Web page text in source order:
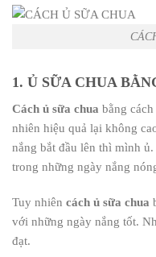
1. Ủ SỮA CHUA
Cách ủ sữa chua bằng
nhiên hiệu quả lại không
nắng bắt đầu lên thì mình
trong những ngày nắng
Tuy nhiên cách ủ sữa chua
với những ngày nắng tốt.
đạt.